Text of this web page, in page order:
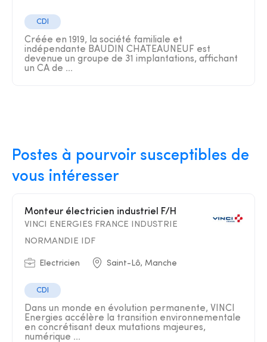
CDI
Créée en 1919, la société familiale et
indépendante BAUDIN CHATEAUNEUF est
devenue un groupe de 31 implantations, affichant
un CA de ...
Postes à pourvoir susceptibles de
vous intéresser
Monteur électricien industriel F/H
VINCI ENERGIES FRANCE INDUSTRIE
NORMANDIE IDF
Electricien Saint-Lô, Manche
CDI
Dans un monde en évolution permanente, VINCI
Energies accélère la transition environnementale
en concrétisant deux mutations majeures,
numérique ...